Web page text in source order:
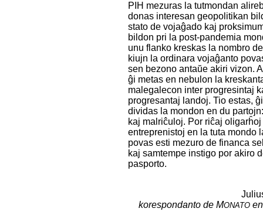
PIH mezuras la tutmondan
donas interesan geopolitikan
stato de vojaĝado kaj
bildon pri la post-pandemia
unu flanko kreskas la nombro
kiujn la ordinara vojaĝanto
sen bezono antaŭe akiri vizon.
ĝi metas en nebulon la
malegalecon inter progresintaj
progresantaj landoj. Tio estas,
dividas la mondon en du
kaj malriĉuloj. Por riĉaj
entreprenistoj en la tuta mondo
povas esti mezuro de financa
kaj samtempe instigo por akiro
pasporto.
korespondanto de MONATO